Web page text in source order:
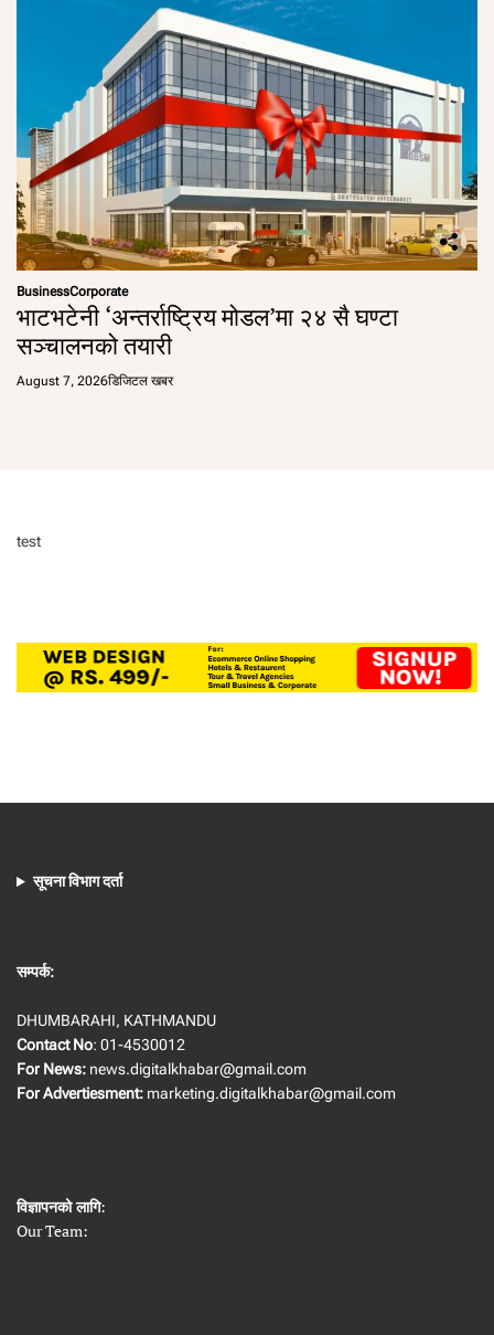
BusinessCorporate
भाटभटेनी ‘अन्तर्राष्ट्रिय मोडल’मा २४ सै घण्टा
सञ्चालनको तयारी
August 7, 2026डिजिटल खबर
test
सूचना विभाग दर्ता
सम्पर्क:
DHUMBARAHI, KATHMANDU
Contact No: 01-4530012
For News: news.digitalkhabar@gmail.com
For Advertiesment: marketing.digitalkhabar@gmail.com
विज्ञापनको लागि:
Our Team: